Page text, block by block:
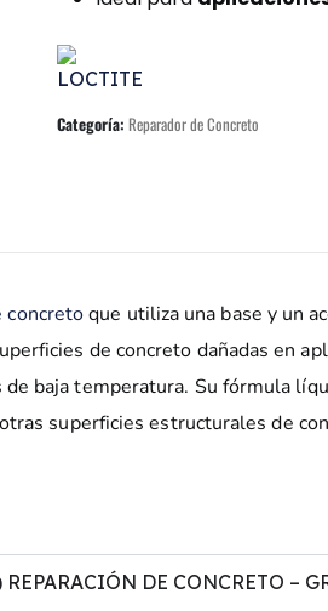
Categoría: Reparador de Concreto
concretoque utiliza una base y un
de concreto dañadas en
baja temperatura. Su fórmula
superficies estructurales de
DE CONCRETO